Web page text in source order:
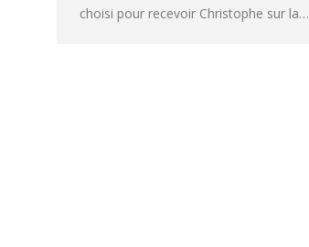
choisi pour recevoir Christophe sur la…